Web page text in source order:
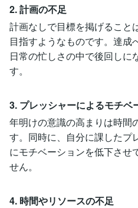
2. 計画の不足
計画なしで目標を掲げること
目指すようなものです。達成
日常の忙しさの中で後回しに
す。
3. プレッシャーによるモチベ
年明けの意識の高まりは時間
す。同時に、自分に課したプ
にモチベーションを低下させ
せん。
4. 時間やリソースの不足